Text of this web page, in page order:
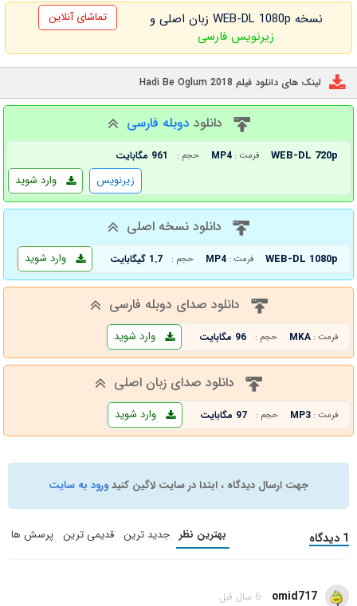
نسخه WEB-DL 1080p زبان اصلی و
زیرنویس فارسی
تماشای آنلاین
لینک های دانلود فیلم Hadi Be Oglum 2018
دانلود دوبله فارسی
WEB-DL 720p فرمت : MP4 حجم : 961 مگابایت
وارد شوید زیرنویس
دانلود نسخه اصلی
WEB-DL 1080p فرمت : MP4 حجم : 1.7 گیگابایت وارد شوید
دانلود صدای دوبله فارسی
فرمت : MKA حجم : 96 مگابایت وارد شوید
دانلود صدای زبان اصلی
فرمت : MP3 حجم : 97 مگابایت وارد شوید
جهت ارسال دیدگاه ، ابتدا در سایت لاگین کنیدورود به سایت
1 دیدگاه بهترین نظر جدید ترین قدیمی ترین پرسش ها
omid717 6 سال قبل